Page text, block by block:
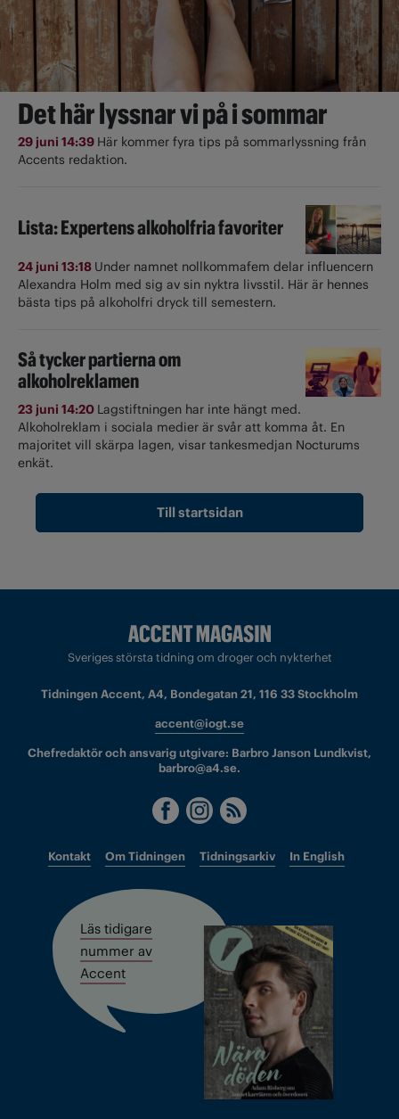
Det här lyssnar vi på i sommar
29 juni 14:39 Här kommer fyra tips på sommarlyssning från
Accents redaktion.
Lista: Expertens alkoholfria favoriter
24 juni 13:18 Under namnet nollkommafem delar influencern
Alexandra Holm med sig av sin nyktra livsstil. Här är hennes
bästa tips på alkoholfri dryck till semestern.
Så tycker partierna om
alkoholreklamen
23 juni 14:20 Lagstiftningen har inte hängt med.
Alkoholreklam i sociala medier är svår att komma åt. En
majoritet vill skärpa lagen, visar tankesmedjan Nocturums
enkät.
Till startsidan
Sveriges största tidning om droger och nykterhet
Tidningen Accent, A4, Bondegatan 21, 116 33 Stockholm
accent@iogt.se
Chefredaktör och ansvarig utgivare: Barbro Janson Lundkvist,
barbro@a4.se.
Kontakt Om Tidningen Tidningsarkiv In English
Läs tidigare
nummer av
Accent